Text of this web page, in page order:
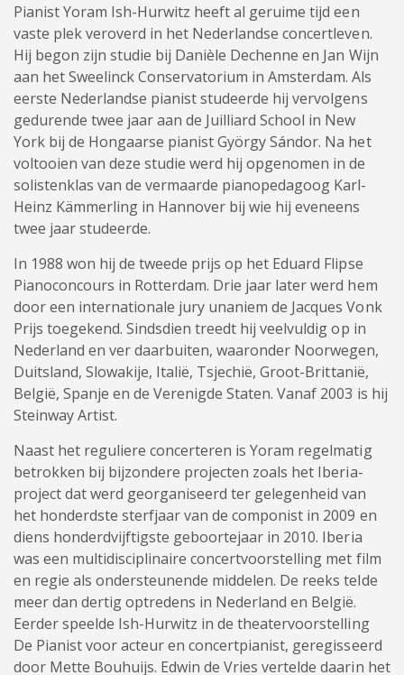
Pianist Yoram Ish-Hurwitz heeft al geruime tijd een
vaste plek veroverd in het Nederlandse concertleven.
Hij begon zijn studie bij Danièle Dechenne en Jan Wijn
aan het Sweelinck Conservatorium in Amsterdam. Als
eerste Nederlandse pianist studeerde hij vervolgens
gedurende twee jaar aan de Juilliard School in New
York bij de Hongaarse pianist György Sándor. Na het
voltooien van deze studie werd hij opgenomen in de
solistenklas van de vermaarde pianopedagoog Karl-
Heinz Kämmerling in Hannover bij wie hij eveneens
twee jaar studeerde.
In 1988 won hij de tweede prijs op het Eduard Flipse
Pianoconcours in Rotterdam. Drie jaar later werd hem
door een internationale jury unaniem de Jacques Vonk
Prijs toegekend. Sindsdien treedt hij veelvuldig op in
Nederland en ver daarbuiten, waaronder Noorwegen,
Duitsland, Slowakije, Italië, Tsjechië, Groot-Brittanië,
België, Spanje en de Verenigde Staten. Vanaf 2003 is hij
Steinway Artist.
Naast het reguliere concerteren is Yoram regelmatig
betrokken bij bijzondere projecten zoals het Iberia-
project dat werd georganiseerd ter gelegenheid van
het honderdste sterfjaar van de componist in 2009 en
diens honderdvijftigste geboortejaar in 2010. Iberia
was een multidisciplinaire concertvoorstelling met film
en regie als ondersteunende middelen. De reeks telde
meer dan dertig optredens in Nederland en België.
Eerder speelde Ish-Hurwitz in de theatervoorstelling
De Pianist voor acteur en concertpianist, geregisseerd
door Mette Bouhuijs. Edwin de Vries vertelde daarin het